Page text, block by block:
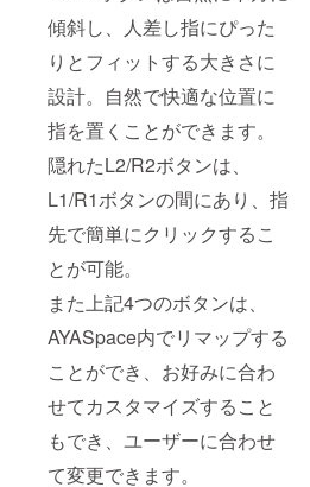
傾斜し、人差し指にぴった
りとフィットする大きさに
設計。自然で快適な位置に
指を置くことができます。
隠れたL2/R2ボタンは、
L1/R1ボタンの間にあり、指
先で簡単にクリックするこ
とが可能。
また上記4つのボタンは、
AYASpace内でリマップする
ことができ、お好みに合わ
せてカスタマイズすること
もでき、ユーザーに合わせ
て変更できます。